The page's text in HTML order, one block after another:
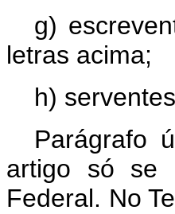
g)
letras acima;
h)
Parágrafo
artigo só se
Federal. No